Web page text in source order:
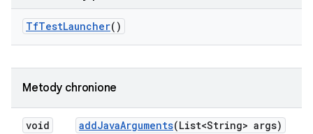
TfTestLauncher()
Metody chronione
void addJavaArguments(List<String> args)